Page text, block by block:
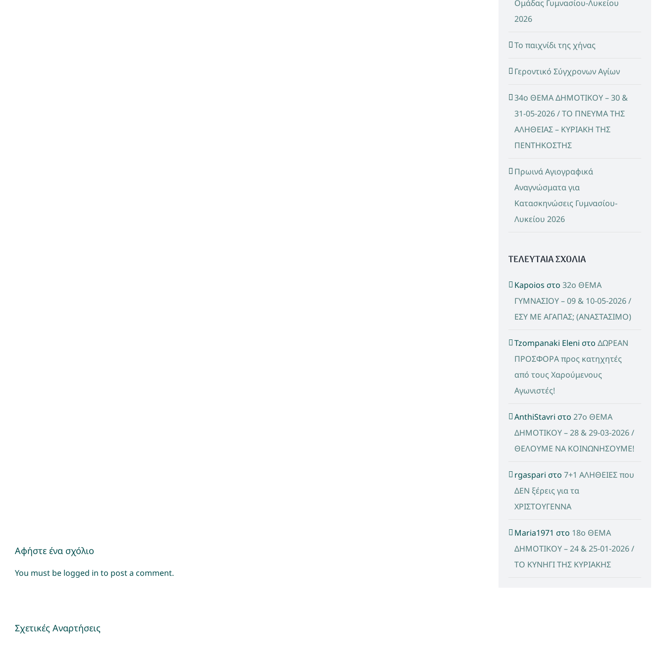
Αφήστε ένα σχόλιο
You must be logged in to post a comment.
Σχετικές Αναρτήσεις
Ομάδας Γυμνασίου-Λυκείου
2026
Το παιχνίδι της χήνας
Γεροντικό Σύγχρονων Αγίων
34ο ΘΕΜΑ ΔΗΜΟΤΙΚΟΥ – 30 &
31-05-2026 / ΤΟ ΠΝΕΥΜΑ ΤΗΣ
ΑΛΗΘΕΙΑΣ – ΚΥΡΙΑΚΗ ΤΗΣ
ΠΕΝΤΗΚΟΣΤΗΣ
Πρωινά Αγιογραφικά
Αναγνώσματα για
Κατασκηνώσεις Γυμνασίου-
Λυκείου 2026
ΤΕΛΕΥΤΑΙΑ ΣΧΟΛΙΑ
Kapoios στο 32ο ΘΕΜΑ
ΓΥΜΝΑΣΙΟΥ – 09 & 10-05-2026 /
ΕΣΥ ΜΕ ΑΓΑΠΑΣ; (ΑΝΑΣΤΑΣΙΜΟ)
Tzompanaki Eleni στο ΔΩΡΕΑΝ
ΠΡΟΣΦΟΡΑ προς κατηχητές
από τους Χαρούμενους
Αγωνιστές!
AnthiStavri στο 27ο ΘΕΜΑ
ΔΗΜΟΤΙΚΟΥ – 28 & 29-03-2026 /
ΘΕΛΟΥΜΕ ΝΑ ΚΟΙΝΩΝΗΣΟΥΜΕ!
rgaspari στο 7+1 ΑΛΗΘΕΙΕΣ που
ΔΕΝ ξέρεις για τα
ΧΡΙΣΤΟΥΓΕΝΝΑ
Maria1971 στο 18ο ΘΕΜΑ
ΔΗΜΟΤΙΚΟΥ – 24 & 25-01-2026 /
ΤΟ ΚΥΝΗΓΙ ΤΗΣ ΚΥΡΙΑΚΗΣ